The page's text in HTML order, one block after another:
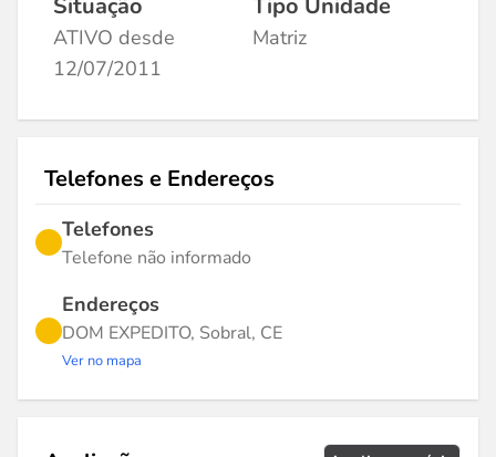
Situação
ATIVO desde
12/07/2011
Tipo Unidade
Matriz
Telefones e Endereços
Telefones
Telefone não informado
Endereços
DOM EXPEDITO, Sobral, CE
Ver no mapa